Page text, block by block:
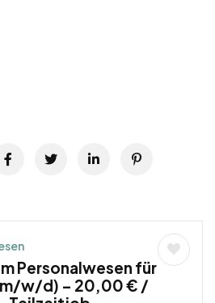
Personalwesen für
w/d) – 20,00 € /